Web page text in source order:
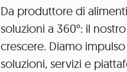
Da produttore di
soluzioni a 360°: il
crescere. Diamo
soluzioni, servizi e